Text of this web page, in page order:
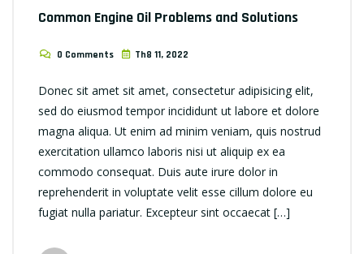
Common Engine Oil Problems and Solutions
0 Comments Th8 11, 2022
Donec sit amet sit amet, consectetur adipisicing elit,
sed do eiusmod tempor incididunt ut labore et dolore
magna aliqua. Ut enim ad minim veniam, quis nostrud
exercitation ullamco laboris nisi ut aliquip ex ea
commodo consequat. Duis aute irure dolor in
reprehenderit in voluptate velit esse cillum dolore eu
fugiat nulla pariatur. Excepteur sint occaecat […]